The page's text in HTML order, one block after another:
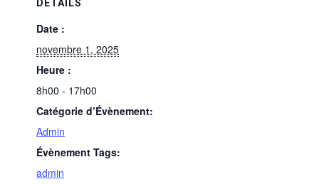
DÉTAILS
Date :
novembre 1, 2025
Heure :
8h00 - 17h00
Catégorie d’Évènement:
Admin
Évènement Tags:
admin